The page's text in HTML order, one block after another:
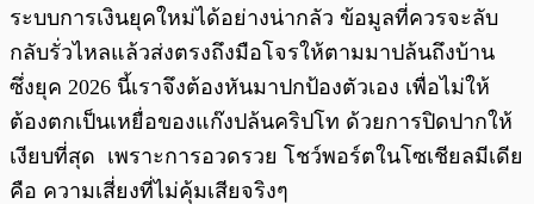
ระบบการเงินยุคใหม่ได้อย่างน่ากลัว ข้อมูลที่ควรจะลับ
กลับรั่วไหลแล้วส่งตรงถึงมือโจรให้ตามมาปล้นถึงบ้าน
ซึ่งยุค 2026 นี้เราจึงต้องหันมาปกป้องตัวเอง เพื่อไม่ให้
ต้องตกเป็นเหยื่อของแก๊งปล้นคริปโท ด้วยการปิดปากให้
เงียบที่สุด เพราะการอวดรวย โชว์พอร์ตในโซเชียลมีเดีย
คือ ความเสี่ยงที่ไม่คุ้มเสียจริงๆ